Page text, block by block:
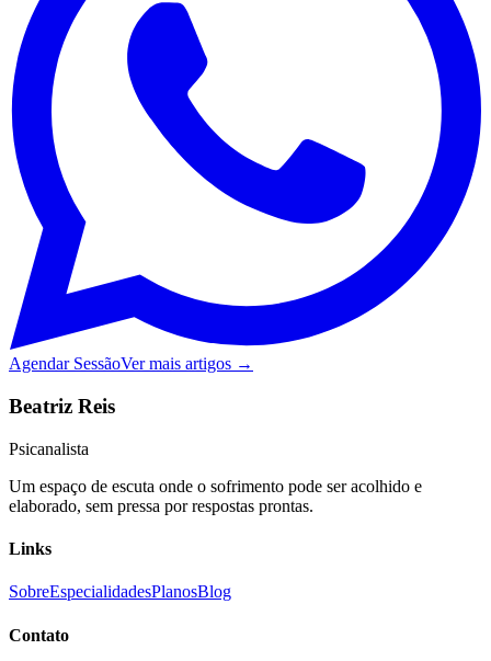
Agendar SessãoVer mais artigos →
Beatriz Reis
Psicanalista
Um espaço de escuta onde o sofrimento pode ser acolhido e
elaborado, sem pressa por respostas prontas.
Links
SobreEspecialidadesPlanosBlog
Contato